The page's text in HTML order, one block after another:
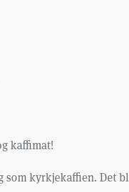
kaffimat!
som kyrkjekaffien.